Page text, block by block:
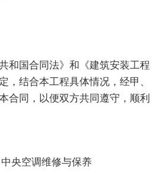
和国合同法》和《建筑安装工程
，结合本工程具体情况，经甲、
合同，以便双方共同遵守，顺利
央空调维修与保养